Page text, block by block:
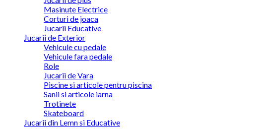
Masinute Electrice
Corturi de joaca
Jucarii Educative
Jucarii de Exterior
Vehicule cu pedale
Vehicule fara pedale
Role
Jucarii de Vara
Piscine si articole pentru piscina
Sanii si articole iarna
Trotinete
Skateboard
Jucarii din Lemn si Educative